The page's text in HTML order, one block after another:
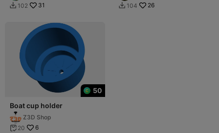
 102 31  104 26
50
Boat cup holder
Z3D Shop
 20 6